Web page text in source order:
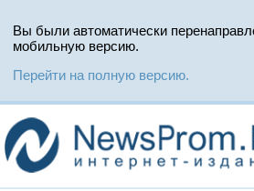
Вы были автоматически
мобильную версию.
Перейти на полную версию.